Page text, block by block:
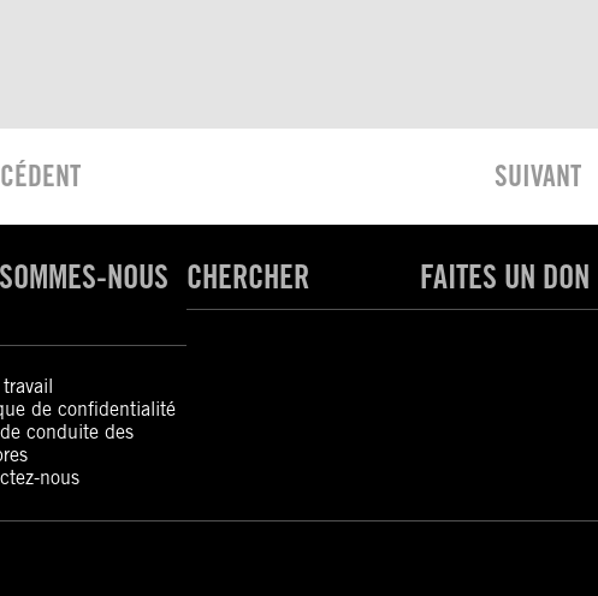
SUIVANT
NOUS
de confidentialité
conduite des
nous
CHERCHER FAITES UN DON